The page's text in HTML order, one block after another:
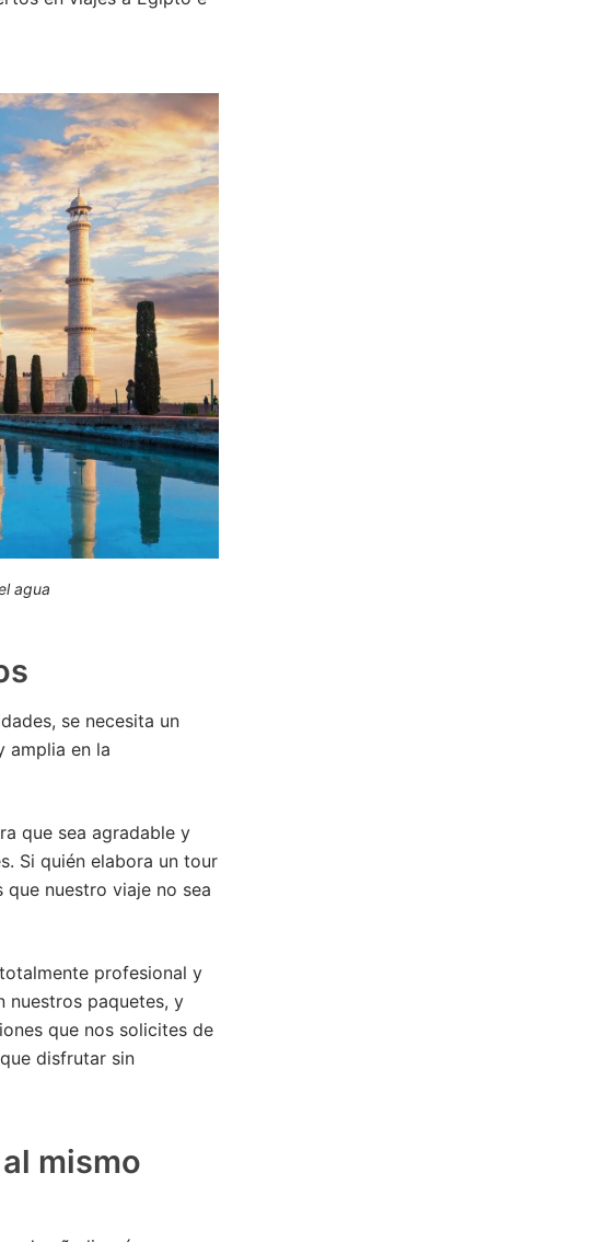
agua
se necesita un
amplia en la
que sea agradable y
Si quién elabora un tour
nuestro viaje no sea
profesional y
nuestros paquetes, y
que nos solicites de
disfrutar sin
mismo